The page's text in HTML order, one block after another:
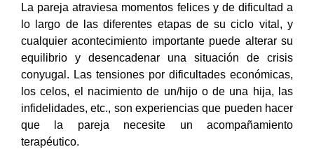
La pareja atraviesa momentos felices y de dificultad a
lo largo de las diferentes etapas de su ciclo vital, y
cualquier acontecimiento importante puede alterar su
equilibrio y desencadenar una situación de crisis
conyugal. Las tensiones por dificultades económicas,
los celos, el nacimiento de un/hijo o de una hija, las
infidelidades, etc., son experiencias que pueden hacer
que la pareja necesite un acompañamiento
terapéutico.